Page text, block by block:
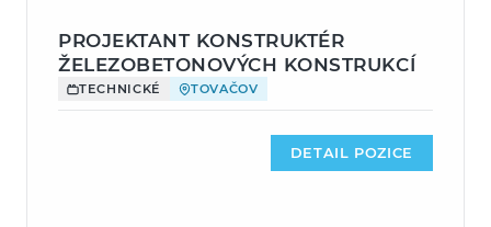
PROJEKTANT KONSTRUKTÉR
ŽELEZOBETONOVÝCH KONSTRUKCÍ
TECHNICKÉ TOVAČOV
DETAIL POZICE